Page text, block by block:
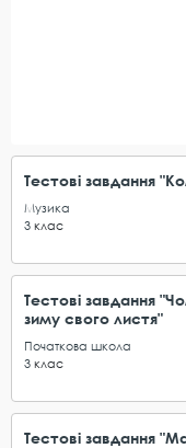
Тестові завдання
Музика
3 клас
Тестові завдання
зиму свого листя"
Початкова школа
3 клас
Тестові завдання